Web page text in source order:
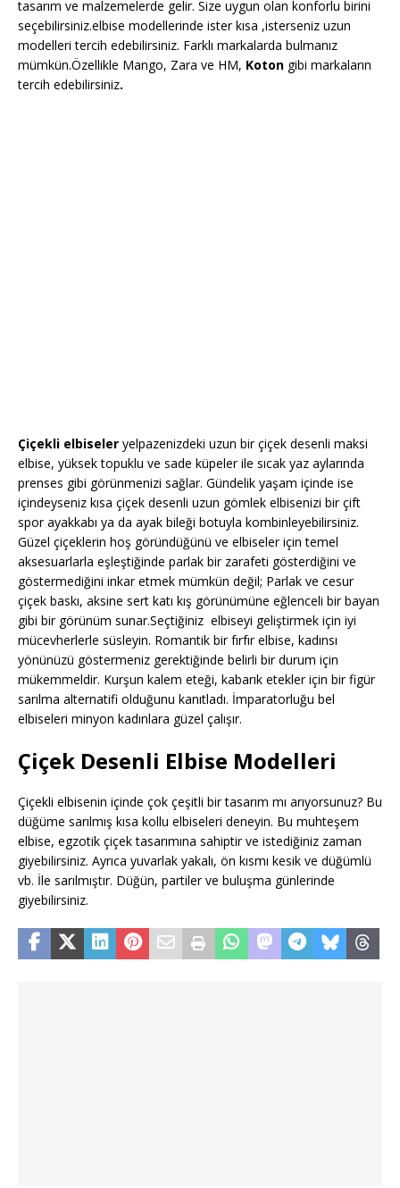
tasarım ve malzemelerde gelir. Size uygun olan konforlu birini
seçebilirsiniz.elbise modellerinde ister kısa ,isterseniz uzun
modelleri tercih edebilirsiniz. Farklı markalarda bulmanız
mümkün.Özellikle Mango, Zara ve HM, Koton gibi markaların
tercih edebilirsiniz.
Çiçekli elbiseler yelpazenizdeki uzun bir çiçek desenli maksi
elbise, yüksek topuklu ve sade küpeler ile sıcak yaz aylarında
prenses gibi görünmenizi sağlar. Gündelik yaşam içinde ise
içindeyseniz kısa çiçek desenli uzun gömlek elbisenizi bir çift
spor ayakkabı ya da ayak bileği botuyla kombinleyebilirsiniz.
Güzel çiçeklerin hoş göründüğünü ve elbiseler için temel
aksesuarlarla eşleştiğinde parlak bir zarafeti gösterdiğini ve
göstermediğini inkar etmek mümkün değil; Parlak ve cesur
çiçek baskı, aksine sert katı kış görünümüne eğlenceli bir bayan
gibi bir görünüm sunar.Seçtiğiniz elbiseyi geliştirmek için iyi
mücevherlerle süsleyin. Romantik bir fırfır elbise, kadınsı
yönünüzü göstermeniz gerektiğinde belirli bir durum için
mükemmeldir. Kurşun kalem eteği, kabarık etekler için bir figür
sarılma alternatifi olduğunu kanıtladı. İmparatorluğu bel
elbiseleri minyon kadınlara güzel çalışır.
Çiçek Desenli Elbise Modelleri
Çiçekli elbisenin içinde çok çeşitli bir tasarım mı arıyorsunuz? Bu
düğüme sarılmış kısa kollu elbiseleri deneyin. Bu muhteşem
elbise, egzotik çiçek tasarımına sahiptir ve istediğiniz zaman
giyebilirsiniz. Ayrıca yuvarlak yakalı, ön kısmı kesik ve düğümlü
vb. İle sarılmıştır. Düğün, partiler ve buluşma günlerinde
giyebilirsiniz.